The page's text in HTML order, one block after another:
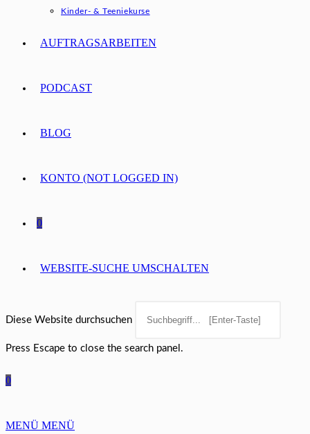
Kinder- & Teeniekurse
AUFTRAGSARBEITEN
PODCAST
BLOG
KONTO (NOT LOGGED IN)
0
WEBSITE-SUCHE UMSCHALTEN
Diese Website durchsuchen
Press Escape to close the search panel.
0
MENÜ MENÜ